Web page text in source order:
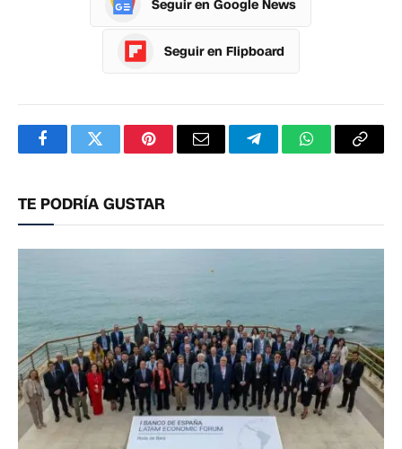
Seguir en Google News
Seguir en Flipboard
FacebookTwitterPinterestCorreoTelegramWhatsApp
TE PODRÍA GUSTAR